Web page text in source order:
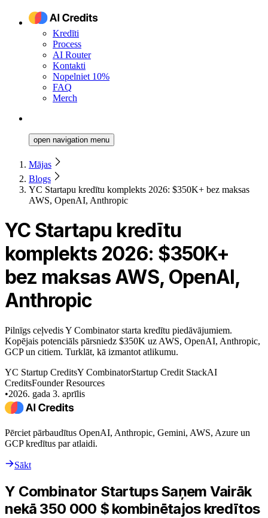
Kredīti
Process
AI Router
Kontakti
Nopelniet 10%
FAQ
Merch
open navigation menu
Mājas
Blogs
YC Startapu kredītu komplekts 2026: $350K+ bez maksas
AWS, OpenAI, Anthropic
YC Startapu kredītu
komplekts 2026: $350K+
bez maksas AWS, OpenAI,
Anthropic
Pilnīgs ceļvedis Y Combinator starta kredītu piedāvājumiem.
Kopējais potenciāls pārsniedz $350K uz AWS, OpenAI, Anthropic,
GCP un citiem. Turklāt, kā izmantot atlikumu.
YC Startup CreditsY CombinatorStartup Credit StackAI
CreditsFounder Resources
•2026. gada 3. aprīlis
Pērciet pārbaudītus OpenAI, Anthropic, Gemini, AWS, Azure un
GCP kredītus par atlaidi.
Sākt
Y Combinator Startups Saņem Vairāk
nekā 350 000 $ kombinētajos kredītos